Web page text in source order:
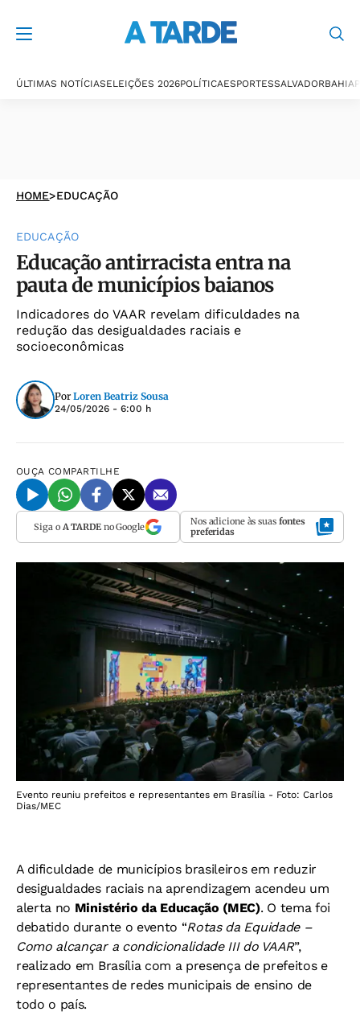
ÚLTIMAS NOTÍCIASELEIÇÕES 2026POLÍTICAESPORTESSALVADORBAHIA
HOME>EDUCAÇÃO
EDUCAÇÃO
Educação antirracista entra na
pauta de municípios baianos
Indicadores do VAAR revelam dificuldades na
redução das desigualdades raciais e
socioeconômicas
Por Loren Beatriz Sousa
24/05/2026 - 6:00 h
OUÇA COMPARTILHE
Siga o A TARDEno Google Nos adicione às suas fontes
preferidas
Evento reuniu prefeitos e representantes em Brasília - Foto: Carlos
Dias/MEC
A dificuldade de municípios brasileiros em reduzir
desigualdades raciais na aprendizagem acendeu um
alerta no Ministério da Educação (MEC). O tema foi
debatido durante o evento “Rotas da Equidade –
Como alcançar a condicionalidade III do VAAR”,
realizado em Brasília com a presença de prefeitos e
representantes de redes municipais de ensino de
todo o país.